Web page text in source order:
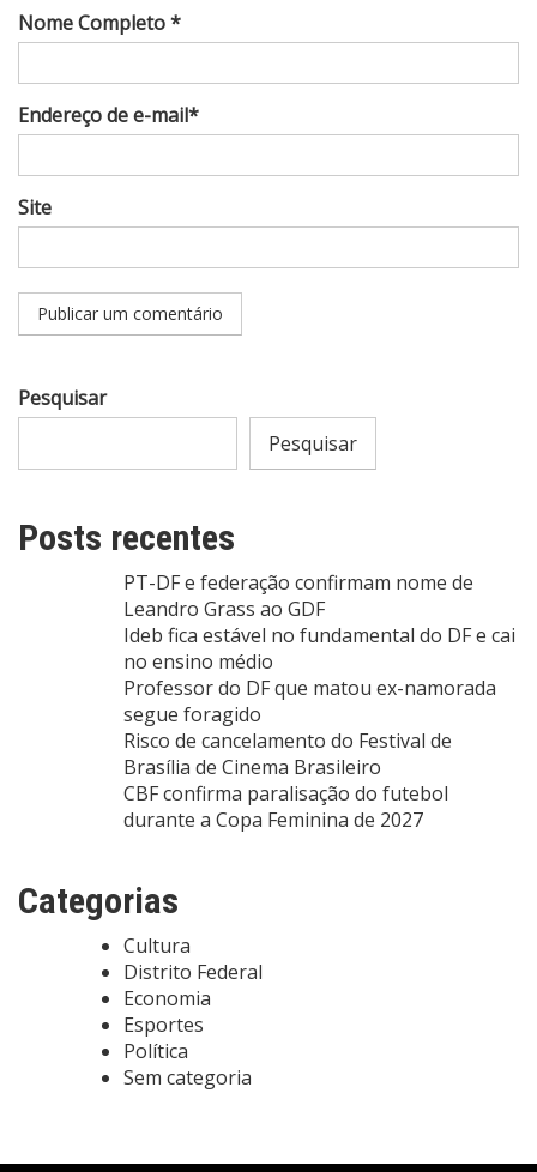
Nome Completo *
Endereço de e-mail*
Site
Pesquisar
Pesquisar
Posts recentes
PT-DF e federação confirmam nome de
Leandro Grass ao GDF
Ideb fica estável no fundamental do DF e cai
no ensino médio
Professor do DF que matou ex-namorada
segue foragido
Risco de cancelamento do Festival de
Brasília de Cinema Brasileiro
CBF confirma paralisação do futebol
durante a Copa Feminina de 2027
Categorias
Cultura
Distrito Federal
Economia
Esportes
Política
Sem categoria